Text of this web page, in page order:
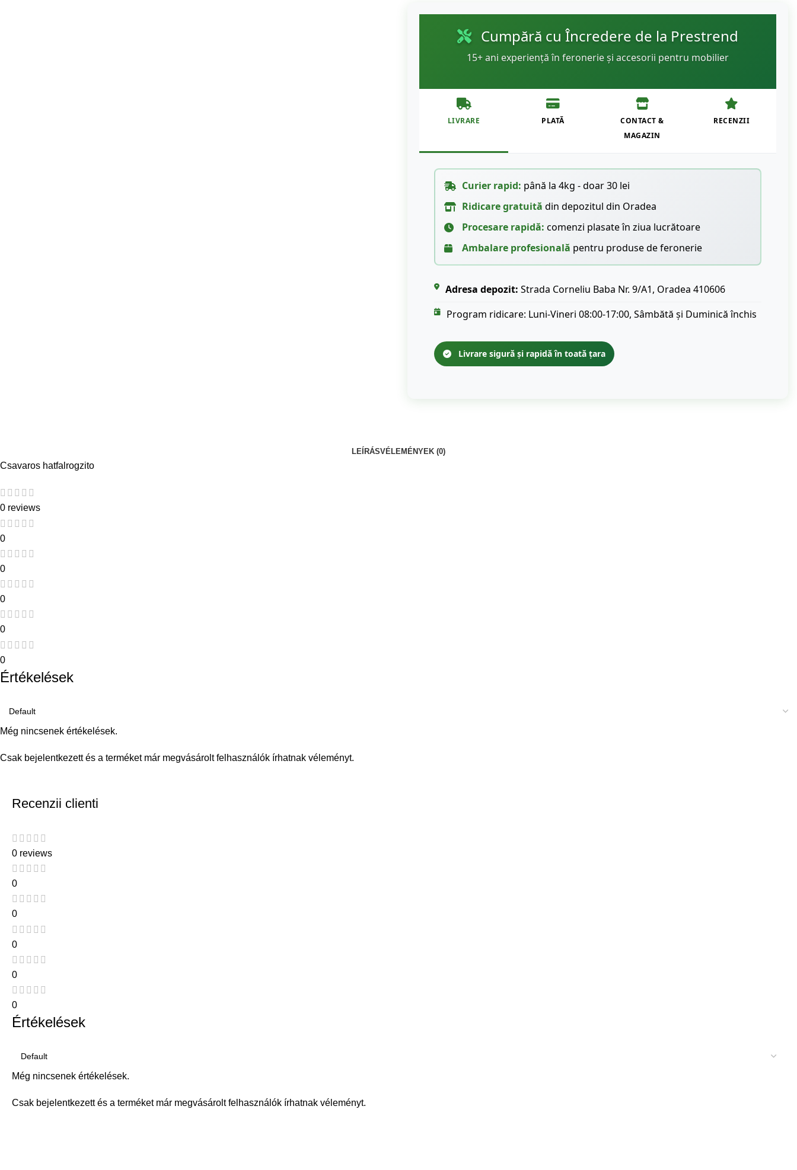
Cumpără cu Încredere de la Prestrend
15+ ani experiență în feronerie și accesorii pentru mobilier
LIVRARE PLATĂ
CONTACT &
MAGAZIN
RECENZII
Curier rapid: până la 4kg - doar 30 lei
Ridicare gratuită din depozitul din Oradea
Procesare rapidă: comenzi plasate în ziua lucrătoare
Ambalare profesională pentru produse de feronerie
Adresa depozit: Strada Corneliu Baba Nr. 9/A1, Oradea 410606
Program ridicare: Luni-Vineri 08:00-17:00, Sâmbătă și Duminică închis
Livrare sigură și rapidă în toată țara
LEÍRÁSVÉLEMÉNYEK (0)
Csavaros hatfalrogzito
0 reviews
0
0
0
0
0
Értékelések
Még nincsenek értékelések.
Csak bejelentkezett és a terméket már megvásárolt felhasználók írhatnak véleményt.
Recenzii clienti
0 reviews
0
0
0
0
0
Értékelések
Még nincsenek értékelések.
Csak bejelentkezett és a terméket már megvásárolt felhasználók írhatnak véleményt.